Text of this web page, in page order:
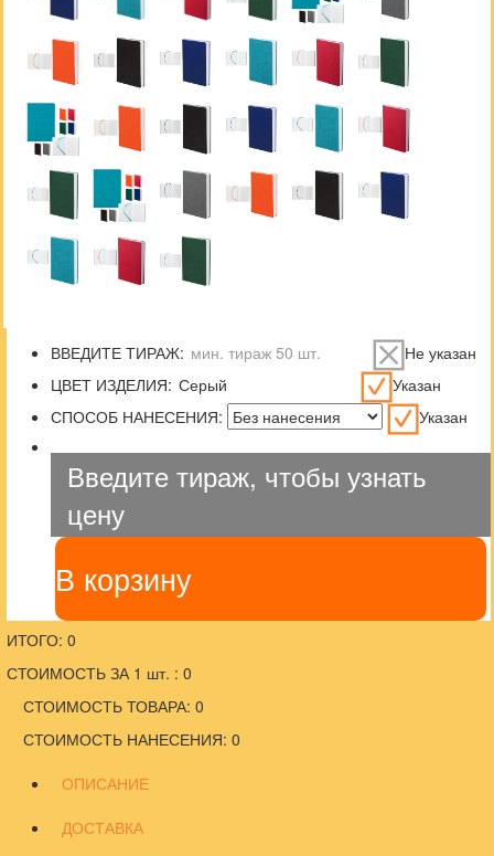
ВВЕДИТЕ ТИРАЖ:
Не указан
ЦВЕТ ИЗДЕЛИЯ:
Указан
СПОСОБ НАНЕСЕНИЯ:
Указан
Введите тираж, чтобы узнать
цену
В корзину
ИТОГО: 0
СТОИМОСТЬ ЗА 1 шт. : 0
СТОИМОСТЬ ТОВАРА: 0
СТОИМОСТЬ НАНЕСЕНИЯ: 0
ОПИСАНИЕ
ДОСТАВКА